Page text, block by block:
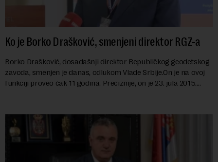
Ko je Borko Drašković, smenjeni direktor RGZ-a
Borko Drašković, dosadašnji direktor Republičkog geodetskog
zavoda, smenjen je danas, odlukom Vlade Srbije.On je na ovoj
funkciji proveo čak 11 godina. Preciznije, on je 23. jula 2015.